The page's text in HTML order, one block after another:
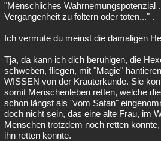
"Menschliches Wahrnemungspotenzial
Vergangenheit zu foltern oder töten..." .
Ich vermute du meinst die damaligen
Tja, da kann ich dich beruhigen, die
schweben, fliegen, mit "Magie"
WISSEN von der Kräuterkunde. Sie
somit Menschenleben retten, welche
schon längst als "vom Satan"
doch nicht sein, das eine alte Frau, im
Menschen trotzdem noch retten
ihn retten konnte.